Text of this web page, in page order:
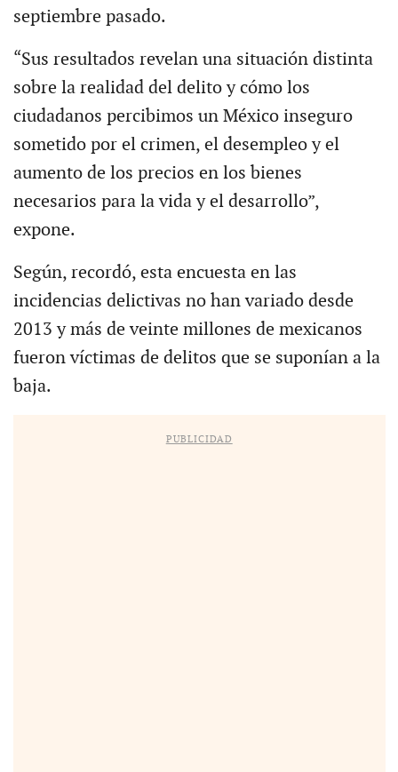
septiembre pasado.
“Sus resultados revelan una situación distinta
sobre la realidad del delito y cómo los
ciudadanos percibimos un México inseguro
sometido por el crimen, el desempleo y el
aumento de los precios en los bienes
necesarios para la vida y el desarrollo”,
expone.
Según, recordó, esta encuesta en las
incidencias delictivas no han variado desde
2013 y más de veinte millones de mexicanos
fueron víctimas de delitos que se suponían a la
baja.
PUBLICIDAD